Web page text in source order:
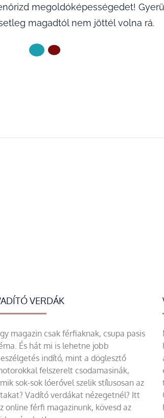
megoldóképességedet!
magadtól nem jöttél volna rá.
VERDÁK
magazin csak férfiaknak, csupa pasis
És hát mi is lehetne jobb
indító, mint a döglesztő
felszerelt csodamasinák,
sok-sok lóerővel szelik stílusosan az
Vadító verdákat nézegetnél? Itt
online férfi magazinunk, kövesd az